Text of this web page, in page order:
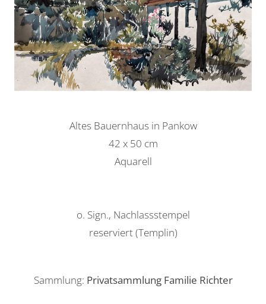
Altes Bauernhaus in Pankow
42 x 50 cm
Aquarell
o. Sign., Nachlassstempel
reserviert (Templin)
Sammlung: Privatsammlung Familie Richter